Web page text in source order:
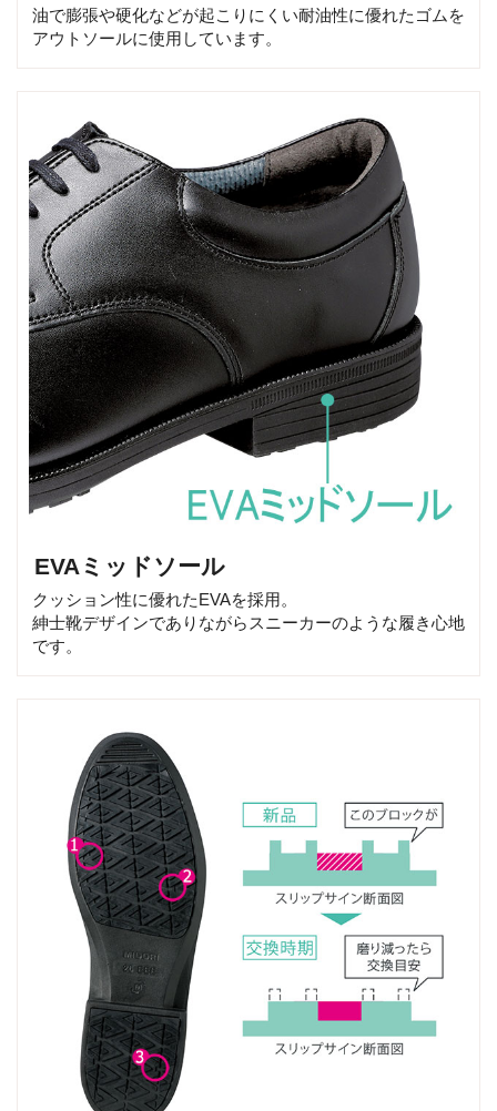
油で膨張や硬化などが起こりにくい耐油性に優れたゴムを
アウトソールに使用しています。
EVAミッドソール
クッション性に優れたEVAを採用。
紳士靴デザインでありながらスニーカーのような履き心地
です。